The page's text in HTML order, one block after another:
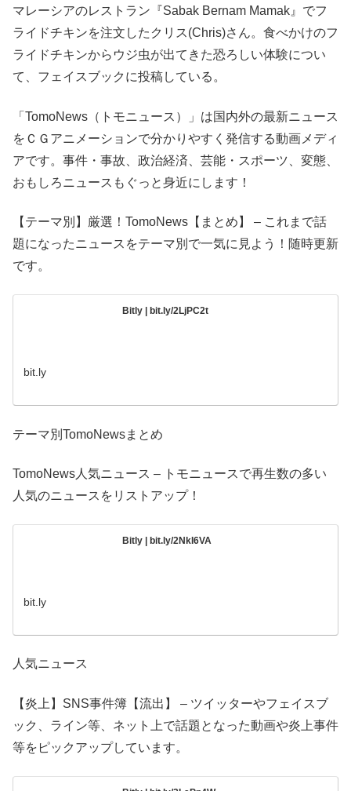
マレーシアのレストラン『Sabak Bernam Mamak』でフ
ライドチキンを注文したクリス(Chris)さん。食べかけのフ
ライドチキンからウジ虫が出てきた恐ろしい体験につい
て、フェイスブックに投稿している。
「TomoNews（トモニュース）」は国内外の最新ニュース
をＣＧアニメーションで分かりやすく発信する動画メディ
アです。事件・事故、政治経済、芸能・スポーツ、変態、
おもしろニュースもぐっと身近にします！
【テーマ別】厳選！TomoNews【まとめ】 – これまで話
題になったニュースをテーマ別で一気に見よう！随時更新
です。
Bitly | bit.ly/2LjPC2t
bit.ly
テーマ別TomoNewsまとめ
TomoNews人気ニュース – トモニュースで再生数の多い
人気のニュースをリストアップ！
Bitly | bit.ly/2NkI6VA
bit.ly
人気ニュース
【炎上】SNS事件簿【流出】 – ツイッターやフェイスブ
ック、ライン等、ネット上で話題となった動画や炎上事件
等をピックアップしています。